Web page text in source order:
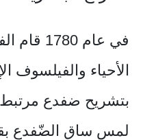
في عام
الأحياء والفيلسوف
بتشريح ضفدع
لمس ساق الضّفدع